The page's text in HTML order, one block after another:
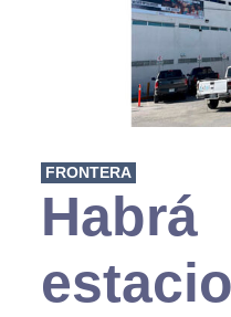
FRONTERA
Habrá